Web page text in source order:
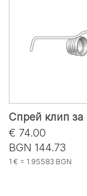
Спрей клип за
€ 74.00
BGN 144.73
1 € = 1.95583 BGN